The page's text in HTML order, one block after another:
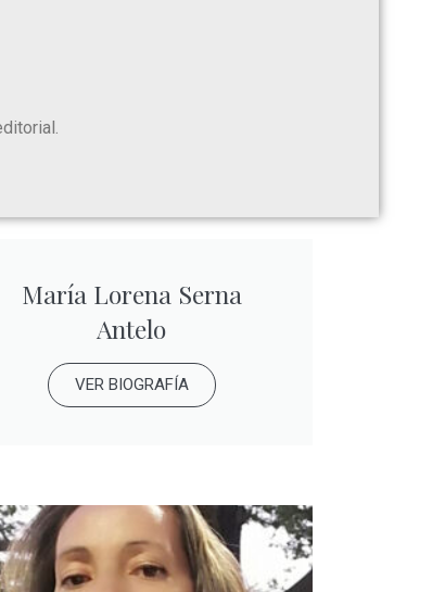
María Lorena Serna
Antelo
VER BIOGRAFÍA